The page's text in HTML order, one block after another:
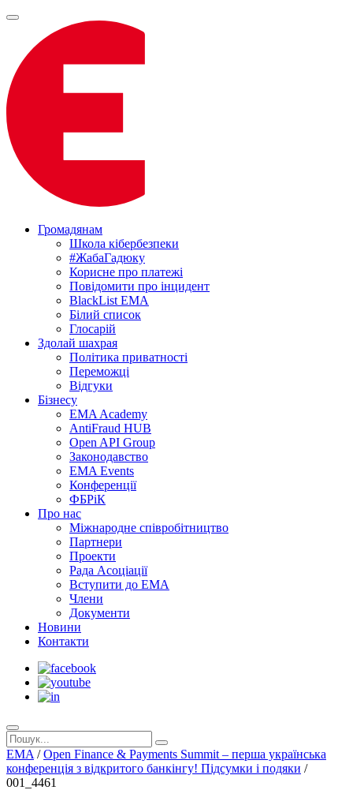
Громадянам
Школа кібербезпеки
#ЖабаГадюку
Корисне про платежі
Повідомити про інцидент
BlackList EMA
Білий список
Глосарій
Здолай шахрая
Політика приватності
Переможцi
Відгуки
Бізнесу
EMA Academy
AntiFraud HUB
Open API Group
Законодавство
EMA Events
Конференції
ФБРіК
Про нас
Міжнародне співробітництво
Партнери
Проекти
Рада Асоціації
Вступити до ЕМА
Члени
Документи
Новини
Контакти
EMA /Open Finance & Payments Summit – перша українська
конференція з відкритого банкінгу! Підсумки і подяки /
001_4461